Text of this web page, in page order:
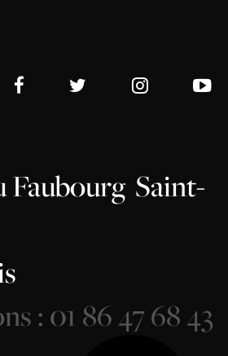
Faubourg Saint-
: 01 86 47 68 43